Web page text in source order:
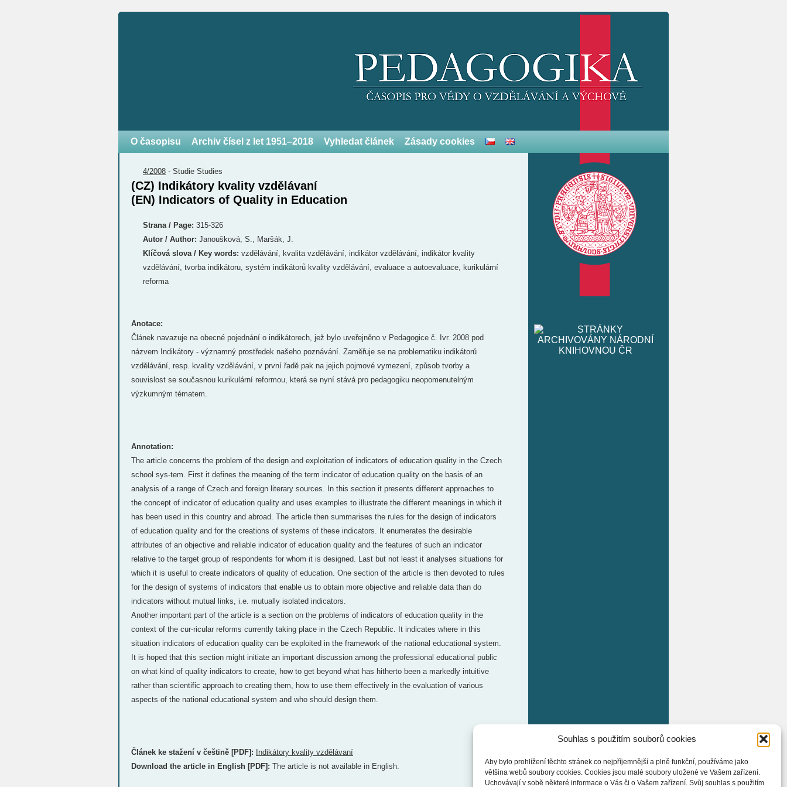
Souhlas s použitím souborů cookies
Aby bylo prohlížení těchto stránek co nejpříjemnější a plně funkční, používáme jako
většina webů soubory cookies. Cookies jsou malé soubory uložené ve Vašem zařízení.
Uchovávají v sobě některé informace o Vás či o Vašem zařízení. Svůj souhlas s použitím
O časopisu Archiv čísel z let 1951–2018 Vyhledat článek Zásady cookies
4/2008 - Studie Studies
(CZ) Indikátory kvality vzdělávaní
(EN) Indicators of Quality in Education
Strana / Page: 315-326
Autor / Author: Janoušková, S., Maršák, J.
Klíčová slova / Key words: vzdělávání, kvalita vzdělávání, indikátor vzdělávání, indikátor kvality
vzdělávání, tvorba indikátoru, systém indikátorů kvality vzdělávání, evaluace a autoevaluace, kurikulární
reforma
Anotace:
Článek navazuje na obecné pojednání o indikátorech, jež bylo uveřejněno v Pedagogice č. Ivr. 2008 pod
názvem Indikátory - významný prostředek našeho poznávání. Zaměřuje se na problematiku indikátorů
vzdělávání, resp. kvality vzdělávání, v první řadě pak na jejich pojmové vymezení, způsob tvorby a
souvislost se současnou kurikulární reformou, která se nyní stává pro pedagogiku neopomenutelným
výzkumným tématem.
Annotation:
The article concerns the problem of the design and exploitation of indicators of education quality in the Czech
school sys-tem. First it defines the meaning of the term indicator of education quality on the basis of an
analysis of a range of Czech and foreign literary sources. In this section it presents different approaches to
the concept of indicator of education quality and uses examples to illustrate the different meanings in which it
has been used in this country and abroad. The article then summarises the rules for the design of indicators
of education quality and for the creations of systems of these indicators. It enumerates the desirable
attributes of an objective and reliable indicator of education quality and the features of such an indicator
relative to the target group of respondents for whom it is designed. Last but not least it analyses situations for
which it is useful to create indicators of quality of education. One section of the article is then devoted to rules
for the design of systems of indicators that enable us to obtain more objective and reliable data than do
indicators without mutual links, i.e. mutually isolated indicators.
Another important part of the article is a section on the problems of indicators of education quality in the
context of the cur-ricular reforms currently taking place in the Czech Republic. It indicates where in this
situation indicators of education quality can be exploited in the framework of the national educational system.
It is hoped that this section might initiate an important discussion among the professional educational public
on what kind of quality indicators to create, how to get beyond what has hitherto been a markedly intuitive
rather than scientific approach to creating them, how to use them effectively in the evaluation of various
aspects of the national educational system and who should design them.
Článek ke stažení v češtině [PDF]:
Indikátory kvality vzdělávaní
Download the article in English [PDF]: The article is not available in English.